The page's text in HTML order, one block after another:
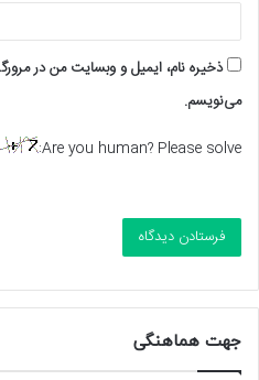
ذخیره نام، ایمیل و وبسایت من در
می‌نویسم.
Are you human? Please solve:
جهت هماهنگی